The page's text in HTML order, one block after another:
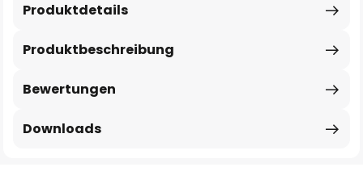
Produktbeschreibung
Produktdetails
Bewertungen
Downloads